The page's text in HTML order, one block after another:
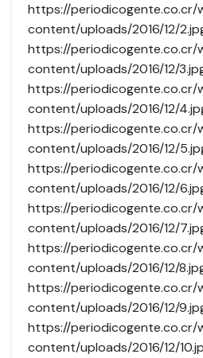
https://periodicogente.co.cr/
content/uploads/2016/12/
https://periodicogente.co.cr/
content/uploads/2016/12/
https://periodicogente.co.cr/
content/uploads/2016/12/
https://periodicogente.co.cr/
content/uploads/2016/12/
https://periodicogente.co.cr/
content/uploads/2016/12/
https://periodicogente.co.cr/
content/uploads/2016/12/
https://periodicogente.co.cr/
content/uploads/2016/12/
https://periodicogente.co.cr/
content/uploads/2016/12/
https://periodicogente.co.cr/
content/uploads/2016/12/